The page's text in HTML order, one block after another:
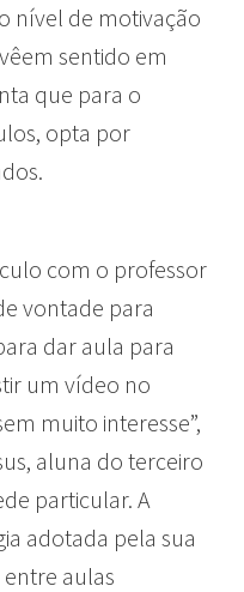
nível de motivação
sentido em
que para o
opta por
com o professor
vontade para
dar aula para
um vídeo no
muito interesse”,
aluna do terceiro
particular. A
adotada pela sua
aulas